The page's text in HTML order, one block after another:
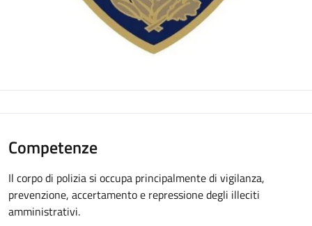
Competenze
Il corpo di polizia si occupa principalmente di vigilanza,
prevenzione, accertamento e repressione degli illeciti
amministrativi.